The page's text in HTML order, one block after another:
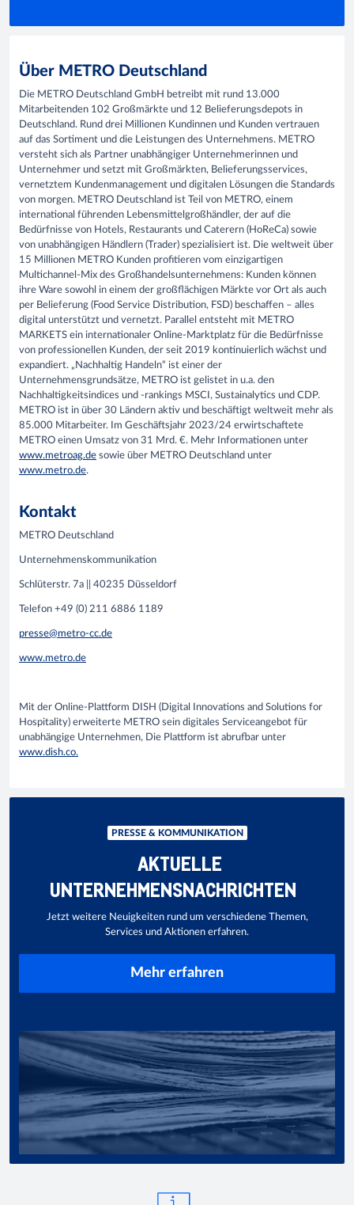
Über METRO Deutschland
Die METRO Deutschland GmbH betreibt mit rund 13.000
Mitarbeitenden 102 Großmärkte und 12 Belieferungsdepots in
Deutschland. Rund drei Millionen Kundinnen und Kunden vertrauen
auf das Sortiment und die Leistungen des Unternehmens. METRO
versteht sich als Partner unabhängiger Unternehmerinnen und
Unternehmer und setzt mit Großmärkten, Belieferungsservices,
vernetztem Kundenmanagement und digitalen Lösungen die Standards
von morgen. METRO Deutschland ist Teil von METRO, einem
international führenden Lebensmittelgroßhändler, der auf die
Bedürfnisse von Hotels, Restaurants und Caterern (HoReCa) sowie
von unabhängigen Händlern (Trader) spezialisiert ist. Die weltweit über
15 Millionen METRO Kunden profitieren vom einzigartigen
Multichannel-Mix des Großhandelsunternehmens: Kunden können
ihre Ware sowohl in einem der großflächigen Märkte vor Ort als auch
per Belieferung (Food Service Distribution, FSD) beschaffen – alles
digital unterstützt und vernetzt. Parallel entsteht mit METRO
MARKETS ein internationaler Online-Marktplatz für die Bedürfnisse
von professionellen Kunden, der seit 2019 kontinuierlich wächst und
expandiert. „Nachhaltig Handeln“ ist einer der
Unternehmensgrundsätze, METRO ist gelistet in u.a. den
Nachhaltigkeitsindices und -rankings MSCI, Sustainalytics und CDP.
METRO ist in über 30 Ländern aktiv und beschäftigt weltweit mehr als
85.000 Mitarbeiter. Im Geschäftsjahr 2023/24 erwirtschaftete
METRO einen Umsatz von 31 Mrd. €. Mehr Informationen unter
www.metroag.de sowie über METRO Deutschland unter
www.metro.de.
Kontakt
METRO Deutschland
Unternehmenskommunikation
Schlüterstr. 7a || 40235 Düsseldorf
Telefon +49 (0) 211 6886 1189
presse@metro-cc.de
www.metro.de
Mit der Online-Plattform DISH (Digital Innovations and Solutions for
Hospitality) erweiterte METRO sein digitales Serviceangebot für
unabhängige Unternehmen, Die Plattform ist abrufbar unter
www.dish.co.
PRESSE & KOMMUNIKATION
AKTUELLE
UNTERNEHMENSNACHRICHTEN
Jetzt weitere Neuigkeiten rund um verschiedene Themen,
Services und Aktionen erfahren.
Mehr erfahren